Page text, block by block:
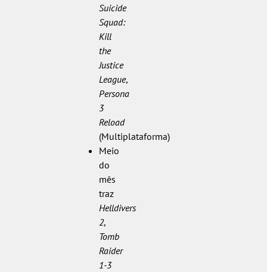
Suicide
Squad:
Kill
the
Justice
League,
Persona
3
Reload
(Multiplataforma)
Meio
do
mês
traz
Helldivers
2,
Tomb
Raider
1-3